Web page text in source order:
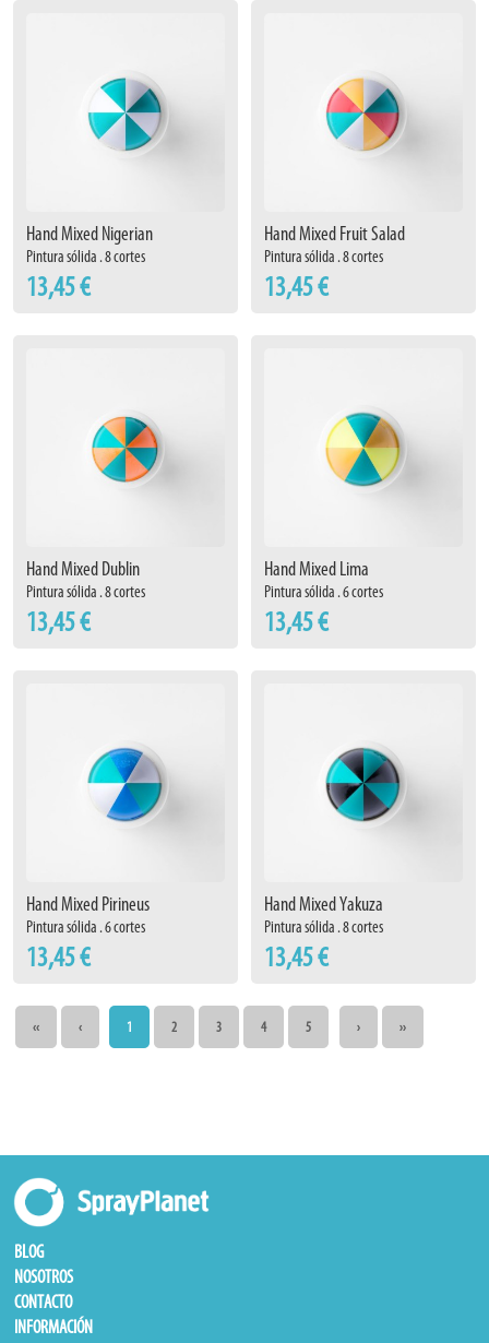
Hand Mixed Nigerian
Pintura sólida . 8 cortes
13,45 €
Hand Mixed Fruit Salad
Pintura sólida . 8 cortes
13,45 €
Hand Mixed Dublin
Pintura sólida . 8 cortes
13,45 €
Hand Mixed Lima
Pintura sólida . 6 cortes
13,45 €
Hand Mixed Pirineus
Pintura sólida . 6 cortes
13,45 €
Hand Mixed Yakuza
Pintura sólida . 8 cortes
13,45 €
‹‹ ‹ 1 2 3 4 5 › ››
BLOG
NOSOTROS
CONTACTO
INFORMACIÓN